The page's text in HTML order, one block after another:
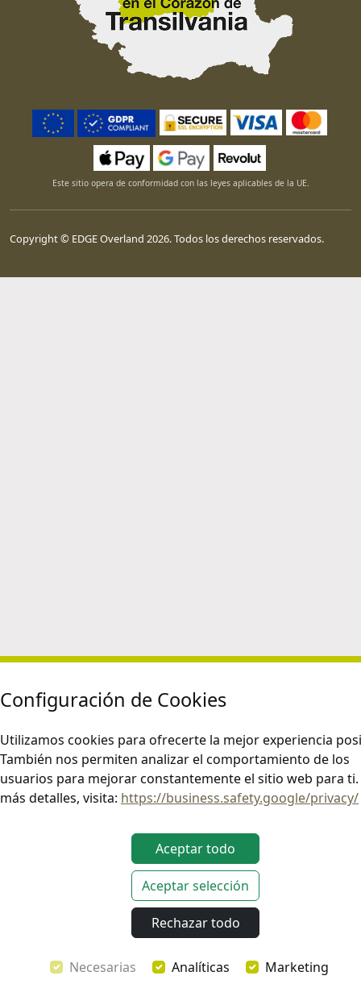
Configuración de Cookies
Utilizamos cookies para ofrecerte la mejor experiencia
También nos permiten analizar el comportamiento de los
usuarios para mejorar constantemente el sitio web para ti.
más detalles, visita: https://business.safety.google/privacy/
Aceptar todo
Aceptar selección
Rechazar todo
Necesarias Analíticas Marketing
Este sitio opera de conformidad con las leyes aplicables de la UE.
Copyright © EDGE Overland 2026. Todos los derechos reservados.